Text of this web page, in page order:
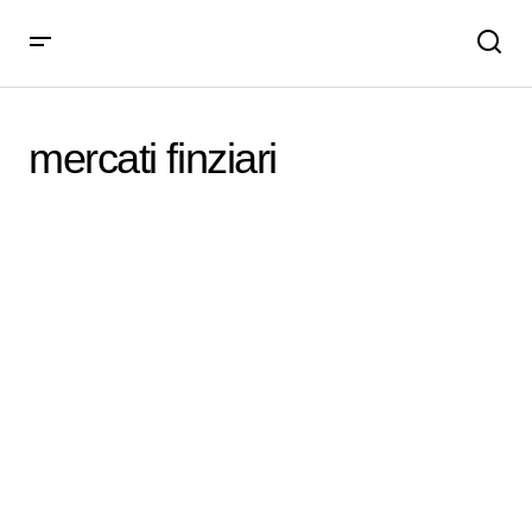
mercati finziari